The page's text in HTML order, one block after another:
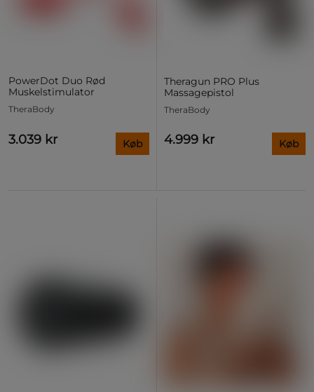
PowerDot Duo Rød
Muskelstimulator
TheraBody
3.039 kr Køb
Theragun PRO Plus
Massagepistol
TheraBody
4.999 kr Køb